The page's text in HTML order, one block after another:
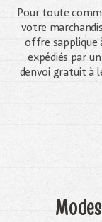
Pour toute
votre
offre sapplique
expédiés par
denvoi gratuit à